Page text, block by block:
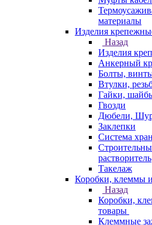
материалы
Изделия
Назад
Изделия
Анкерный
Болты,
Втулки,
Гайки,
Гвозди
Дюбели,
Заклепки
Система
растворитель
Такелаж
Коробки, клеммы
Назад
Коробки,
товары
Клеммные